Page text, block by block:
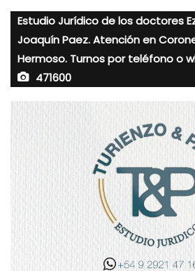
Estudio Jurídico de los doctores
Joaquín Paez. Atención en
Hermoso. Turnos por teléfono o
471600